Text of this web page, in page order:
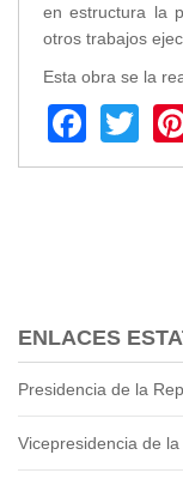
en estructura la
otros trabajos
Esta obra se la
ENLACES
Presidencia de la
Vicepresidencia de
LOTAIP
GAD Macará
2026
2025
2020
2024
2019
2018
2017
2015
2014